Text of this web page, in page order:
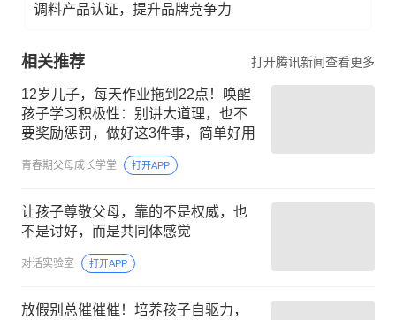
调料产品认证，提升品牌竞争力
相关推荐 打开腾讯新闻查看更多
12岁儿子，每天作业拖到22点！唤醒
孩子学习积极性：别讲大道理，也不
要奖励惩罚，做好这3件事，简单好用
青春期父母成长学堂 打开APP
让孩子尊敬父母，靠的不是权威，也
不是讨好，而是共同体感觉
对话实验室 打开APP
放假别总催催催！培养孩子自驱力，